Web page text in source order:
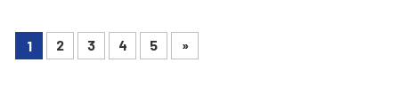
1 2 3 4 5 »